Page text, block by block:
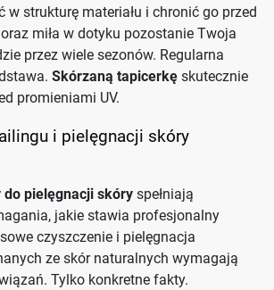
w strukturę materiału i chronić go przed
miła w dotyku pozostanie Twoja
przez wiele sezonów. Regularna
Skórzaną tapicerkę skutecznie
promieniami UV.
i pielęgnacji skóry
do pielęgnacji skóry spełniają
jakie stawia profesjonalny
czyszczenie i pielęgnacja
ze skór naturalnych wymagają
Tylko konkretne fakty.